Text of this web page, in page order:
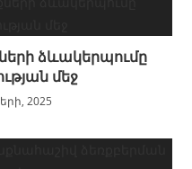
ձևակերպումը
մեջ
2025